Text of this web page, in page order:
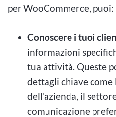
per WooCommerce, puoi:
Conoscere i tuoi
informazioni
tua attività. Queste
dettagli chiave come
dell'azienda, il
comunicazione